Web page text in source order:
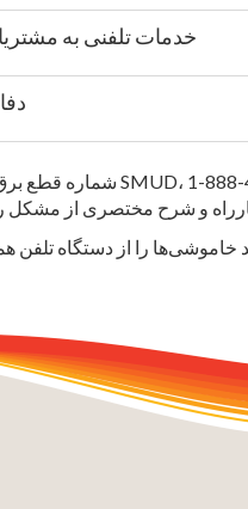
خدمات تلفنی به